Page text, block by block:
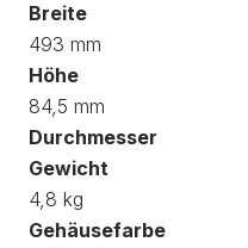
Breite
493 mm
Höhe
84,5 mm
Durchmesser
Gewicht
4,8 kg
Gehäusefarbe